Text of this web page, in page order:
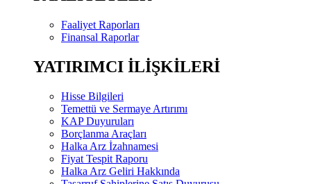
Faaliyet Raporları
Finansal Raporlar
YATIRIMCI İLİŞKİLERİ
Hisse Bilgileri
Temettü ve Sermaye Artırımı
KAP Duyuruları
Borçlanma Araçları
Halka Arz İzahnamesi
Fiyat Tespit Raporu
Halka Arz Geliri Hakkında